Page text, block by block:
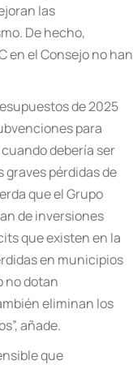
las
De hecho,
en el Consejo no han
de 2025
para
debería ser
pérdidas de
que el Grupo
de inversiones
que existen en la
en municipios
no dotan
eliminan los
añade.
que